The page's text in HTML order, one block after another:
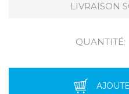
LIVRAISON
QUANTITÉ: